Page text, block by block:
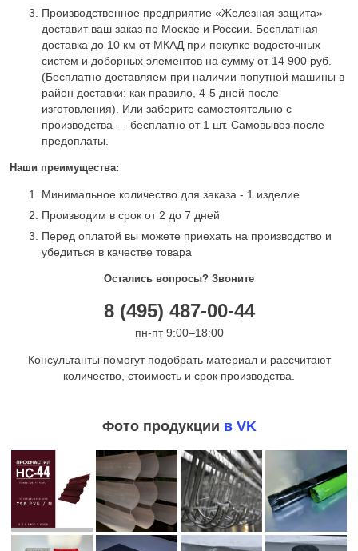
Производственное предприятие «Железная защита»
доставит ваш заказ по Москве и России. Бесплатная
доставка до 10 км от МКАД при покупке водосточных
систем и доборных элементов на сумму от 14 900 руб.
(Бесплатно доставляем при наличии попутной машины в
район доставки: как правило, 4-5 дней после
изготовления). Или заберите самостоятельно с
производства — бесплатно от 1 шт. Самовывоз после
предоплаты.
Наши преимущества:
Минимальное количество для заказа - 1 изделие
Производим в срок от 2 до 7 дней
Перед оплатой вы можете приехать на производство и
убедиться в качестве товара
Остались вопросы? Звоните
8 (495) 487-00-44
пн-пт 9:00–18:00
Консультанты помогут подобрать материал и рассчитают
количество, стоимость и срок производства.
Фото продукции в VK